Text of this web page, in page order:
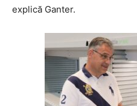
explică Ganter.